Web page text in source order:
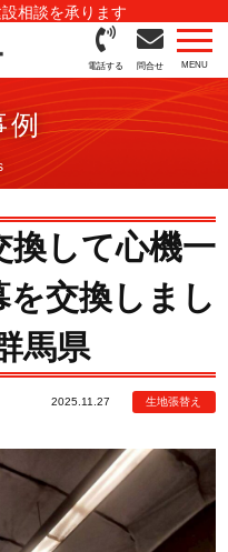
相談を承ります
電話する 問合せ
例
換して心機一
交換しまし
馬県
2025.11.27 生地張替え